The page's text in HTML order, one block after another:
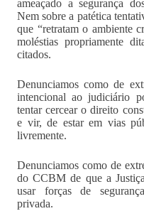
ameaçado a segurança
Nem sobre a patética
que “retratam o ambiente
moléstias propriamente
citados.
Denunciamos como de
intencional ao judiciário
tentar cercear o direito
e vir, de estar em vias
livremente.
Denunciamos como de
do CCBM de que a
usar forças de
privada.